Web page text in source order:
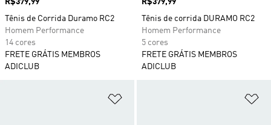
Preço
R$379,99
Tênis de Corrida Duramo RC2
Homem Performance
14 cores
FRETE GRÁTIS MEMBROS
ADICLUB
Preço
R$379,99
Tênis de corrida DURAMO RC2
Homem Performance
5 cores
FRETE GRÁTIS MEMBROS
ADICLUB